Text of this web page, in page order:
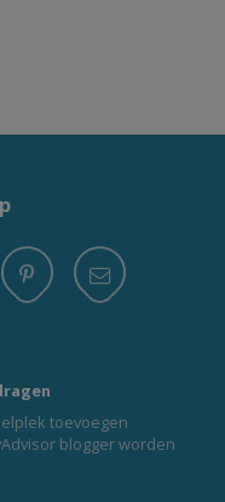
toevoegen
blogger worden